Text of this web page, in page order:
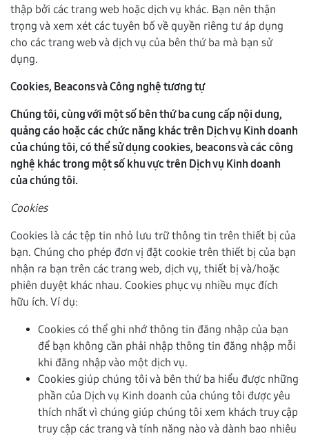
thập bởi các trang web hoặc dịch vụ khác. Bạn nên thận
trọng và xem xét các tuyên bố về quyền riêng tư áp dụng
cho các trang web và dịch vụ của bên thứ ba mà bạn sử
dụng.
Cookies, Beacons và Công nghệ tương tự
Chúng tôi, cùng với một số bên thứ ba cung cấp nội dung,
quảng cáo hoặc các chức năng khác trên Dịch vụ Kinh doanh
của chúng tôi, có thể sử dụng cookies, beacons và các công
nghệ khác trong một số khu vực trên Dịch vụ Kinh doanh
của chúng tôi.
Cookies
Cookies là các tệp tin nhỏ lưu trữ thông tin trên thiết bị của
bạn. Chúng cho phép đơn vị đặt cookie trên thiết bị của bạn
nhận ra bạn trên các trang web, dịch vụ, thiết bị và/hoặc
phiên duyệt khác nhau. Cookies phục vụ nhiều mục đích
hữu ích. Ví dụ:
Cookies có thể ghi nhớ thông tin đăng nhập của bạn
để bạn không cần phải nhập thông tin đăng nhập mỗi
khi đăng nhập vào một dịch vụ.
Cookies giúp chúng tôi và bên thứ ba hiểu được những
phần của Dịch vụ Kinh doanh của chúng tôi được yêu
thích nhất vì chúng giúp chúng tôi xem khách truy cập
truy cập các trang và tính năng nào và dành bao nhiêu